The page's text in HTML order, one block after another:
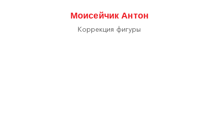
Моисейчик Антон
Коррекция фигуры